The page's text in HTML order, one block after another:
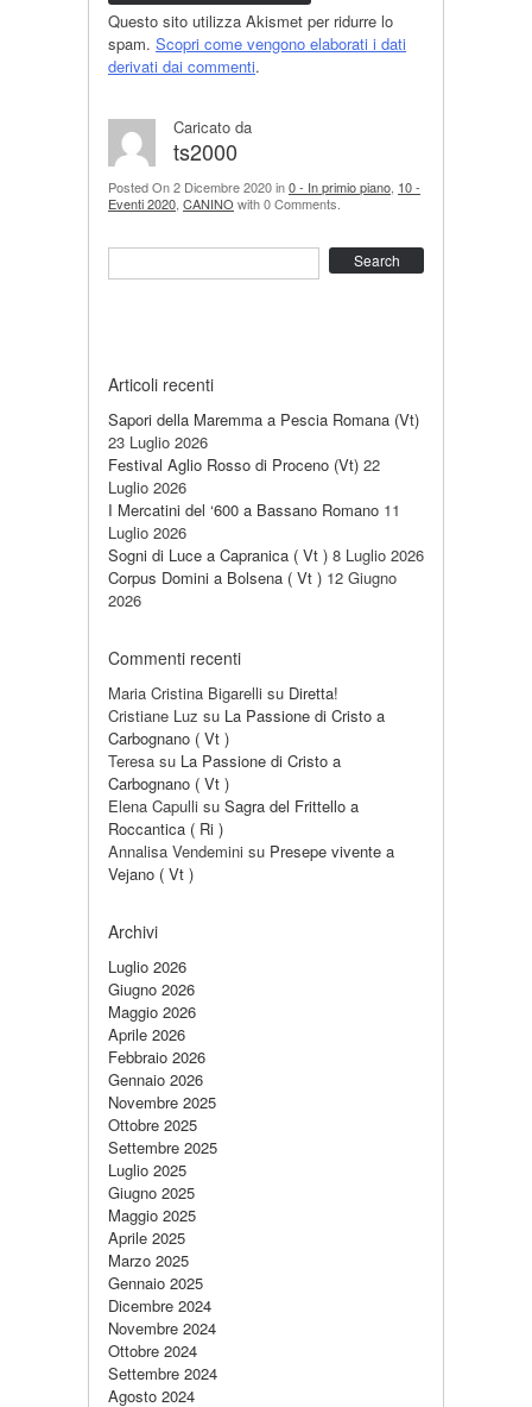
Questo sito utilizza Akismet per ridurre lo
spam. Scopri come vengono elaborati i dati
derivati dai commenti.
Caricato da
ts2000
Posted On 2 Dicembre 2020 in0 - In primio piano 10 -
Eventi 2020 CANINO with 0 Comments.
Articoli recenti
Sapori della Maremma a Pescia Romana (Vt)
23 Luglio 2026
Festival Aglio Rosso di Proceno (Vt) 22
Luglio 2026
I Mercatini del ‘600 a Bassano Romano 11
Luglio 2026
Sogni di Luce a Capranica ( Vt ) 8 Luglio 2026
Corpus Domini a Bolsena ( Vt ) 12 Giugno
2026
Commenti recenti
Maria Cristina Bigarelli su Diretta!
Cristiane Luz su La Passione di Cristo a
Carbognano ( Vt )
Teresa su La Passione di Cristo a
Carbognano ( Vt )
Elena Capulli su Sagra del Frittello a
Roccantica ( Ri )
Annalisa Vendemini su Presepe vivente a
Vejano ( Vt )
Archivi
Luglio 2026
Giugno 2026
Maggio 2026
Aprile 2026
Febbraio 2026
Gennaio 2026
Novembre 2025
Ottobre 2025
Settembre 2025
Luglio 2025
Giugno 2025
Maggio 2025
Aprile 2025
Marzo 2025
Gennaio 2025
Dicembre 2024
Novembre 2024
Ottobre 2024
Settembre 2024
Agosto 2024